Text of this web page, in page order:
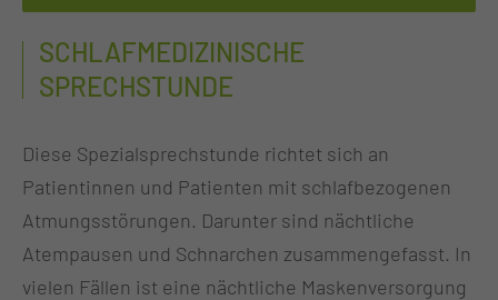
SCHLAFMEDIZINISCHE
SPRECHSTUNDE
Diese Spezialsprechstunde richtet sich an
Patientinnen und Patienten mit schlafbezogenen
Atmungsstörungen. Darunter sind nächtliche
Atempausen und Schnarchen zusammengefasst. In
vielen Fällen ist eine nächtliche Maskenversorgung